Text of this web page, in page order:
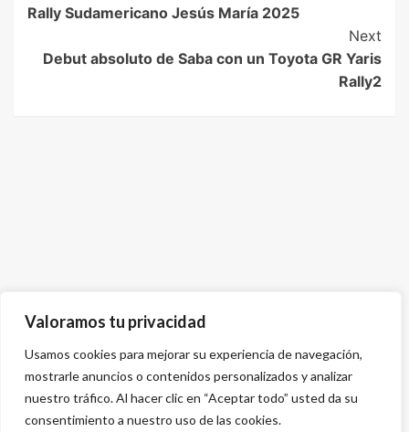
Valoramos tu privacidad
Usamos cookies para mejorar su experiencia de navegación,
mostrarle anuncios o contenidos personalizados y analizar
nuestro tráfico. Al hacer clic en “Aceptar todo” usted da su
consentimiento a nuestro uso de las cookies.
Rally Sudamericano Jesús María 2025
Next
Debut absoluto de Saba con un Toyota GR Yaris
Rally2